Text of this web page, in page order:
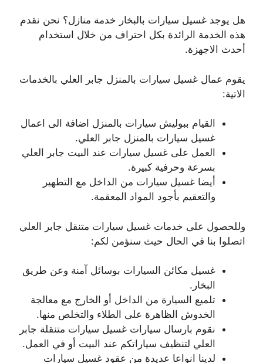
هل يوجد غسيل سيارات بالبخار خدمة منازل؟ نحن نقدم
هذه الخدمة الرائدة بكل احتراف من خلال استخدام
أحدث الاجهزة.
يقوم عمال غسيل سيارات بالمنزل جابر العلي بالخدمات
الاتية:
القيام ببوليش سيارات بالمنزل اضافة الى اعمال
غسيل سيارات بالمنزل جابر العلي.
العمل على غسيل سيارات عند البيت جابر العلي
بسرعة وحرفية كبيرة.
أيضا غسيل سيارات من الداخل مع التطهير
والتعقيم بأجود المواد المعقمة.
وللحصول على خدمات غسيل سيارات متنقل جابر العلي
اتصلوا بنا في الحال حيث سنؤمن لكم:
غسيل مكائن السيارات بوسائل آمنة وعن طريق
البخار.
تلميع السيارة من الداخل أو الخارج مع معالجة
الخدوش الظاهرة على الطلاء والتخلص منها.
نقوم بارسال سيارات غسيل سيارات متنقلة جابر
العلي لتنظيف سياراتكم عند البيت أو في العمل.
لدينا انواعا عديدة من عقود غسيل سيارات